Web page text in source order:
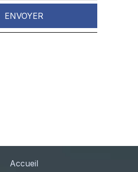
ENVOYER
Accueil